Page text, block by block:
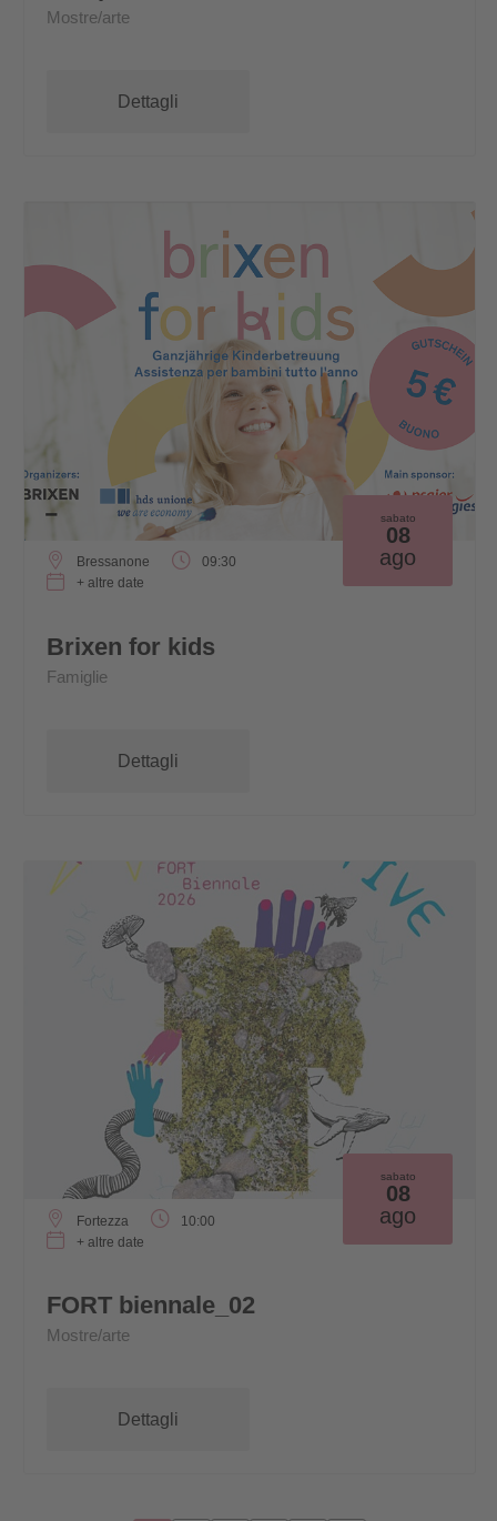
Mostre/arte
Dettagli
sabato
08
ago
Bressanone
09:30
+ altre date
Brixen for kids
Famiglie
Dettagli
sabato
08
ago
Fortezza
10:00
+ altre date
FORT biennale_02
Mostre/arte
Dettagli